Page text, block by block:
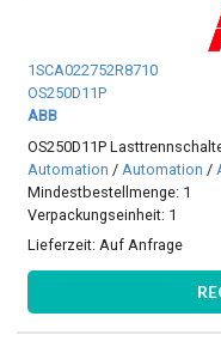
1SCA022752R8710
OS250D11P
ABB
OS250D11P
Automation / Automation /
Mindestbestellmenge: 1
Verpackungseinheit: 1
Lieferzeit: Auf Anfrage